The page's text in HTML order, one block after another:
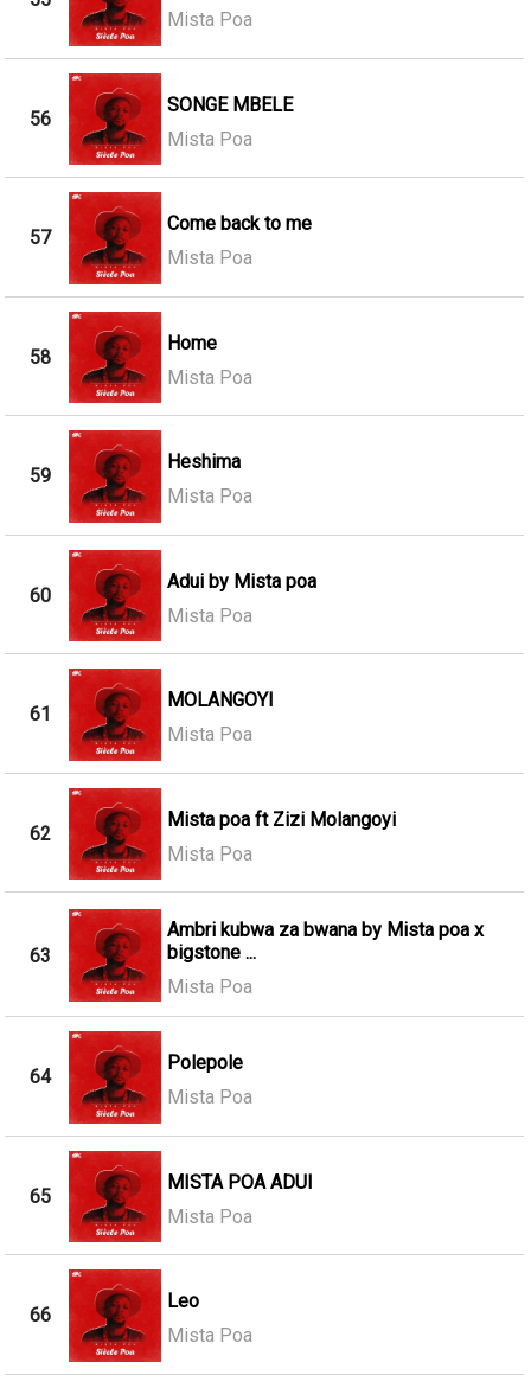
Mista Poa
56
SONGE MBELE
Mista Poa
57
Come back to me
Mista Poa
58
Home
Mista Poa
59
Heshima
Mista Poa
60
Adui by Mista poa
Mista Poa
61
MOLANGOYI
Mista Poa
62
Mista poa ft Zizi Molangoyi
Mista Poa
63
Ambri kubwa za bwana by Mista poa x
bigstone ...
Mista Poa
64
Polepole
Mista Poa
65
MISTA POA ADUI
Mista Poa
66
Leo
Mista Poa